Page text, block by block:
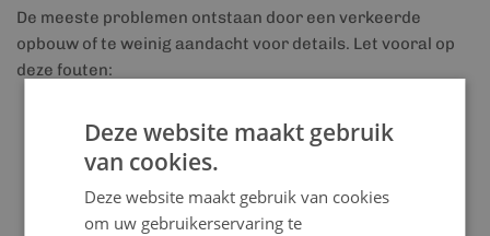
De meeste problemen ontstaan door een verkeerde
opbouw of te weinig aandacht voor details. Let vooral op
deze fouten:
geen ventilatieruimte achter de gevelbekleding
isolatie met kieren of open naden plaatsen
verkeerde folie gebruiken
Deze website maakt gebruik
van cookies.
Deze website maakt gebruik van cookies
om uw gebruikerservaring te